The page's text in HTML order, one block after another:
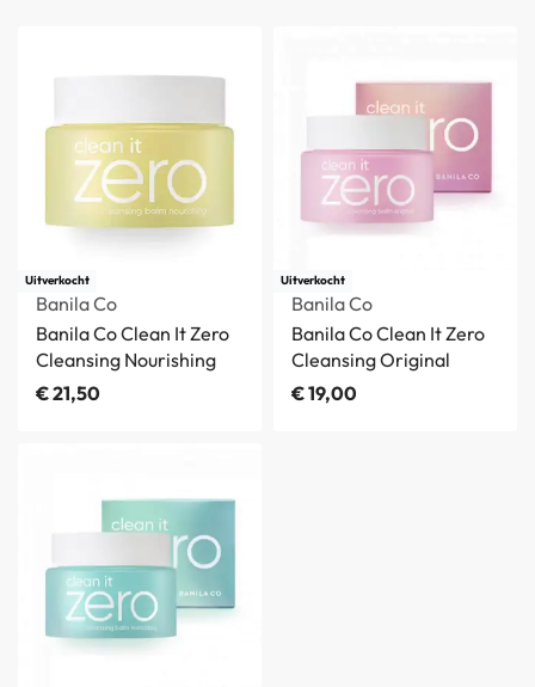
Uitverkocht
Banila Co
Banila Co Clean It Zero
Cleansing Nourishing
€21,50
Uitverkocht
Banila Co
Banila Co Clean It Zero
Cleansing Original
€19,00